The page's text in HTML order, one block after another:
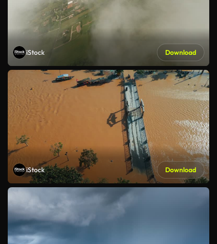
iStock Download
iStock Download